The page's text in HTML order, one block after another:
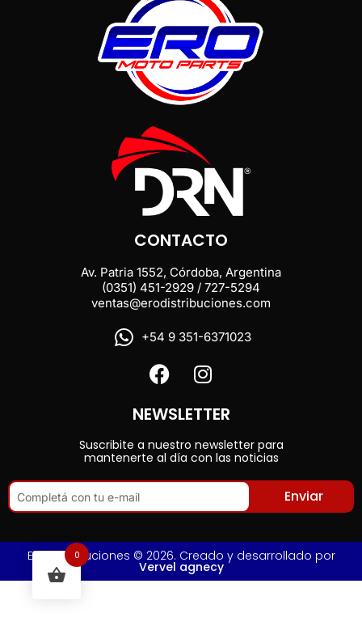
CONTACTO
Av. Patria 1552, Córdoba, Argentina
(0351) 451-2929 / 727-5294
ventas@erodistribuciones.com
+54 9 351-6371023
NEWSLETTER
Suscribite a nuestro newsletter para
mantenerte al día con las noticias
Enviar
Ero Distribuciones © 2026. Creado y desarrollado por
Vervel agnecy
0